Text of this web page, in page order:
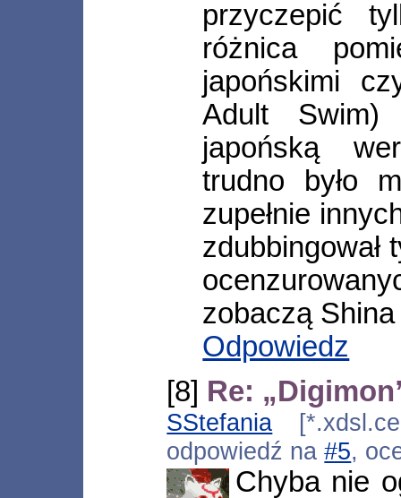
przyczepić
różnica
japońskimi
Adult Swim)
japońską
trudno było
zupełnie
zdubbingował
zobaczą
Odpowiedz
[8] Re:
SStefania
odpowiedź na#5,
Chyba nie